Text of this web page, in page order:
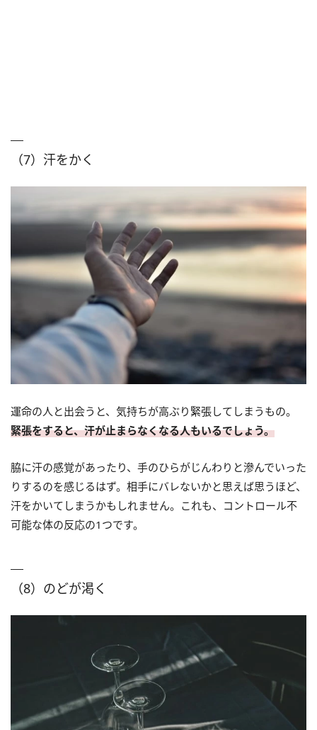
（7）汗をかく
運命の人と出会うと、気持ちが高ぶり緊張してしまうもの。
緊張をすると、汗が止まらなくなる人もいるでしょう。
脇に汗の感覚があったり、手のひらがじんわりと滲んでいった
りするのを感じるはず。相手にバレないかと思えば思うほど、
汗をかいてしまうかもしれません。これも、コントロール不
可能な体の反応の1つです。
（8）のどが渇く